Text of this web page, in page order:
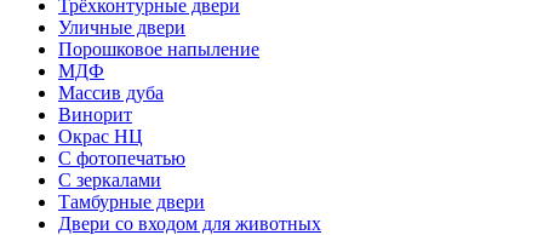
Трёхконтурные двери
Уличные двери
Порошковое напыление
МДФ
Массив дуба
Винорит
Окрас НЦ
С фотопечатью
С зеркалами
Тамбурные двери
Двери со входом для животных